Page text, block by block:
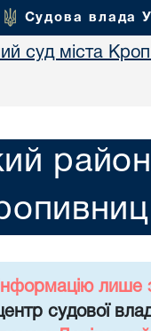
Судова влада
суд міста
лише
судової